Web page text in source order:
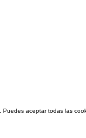
aceptar todas las